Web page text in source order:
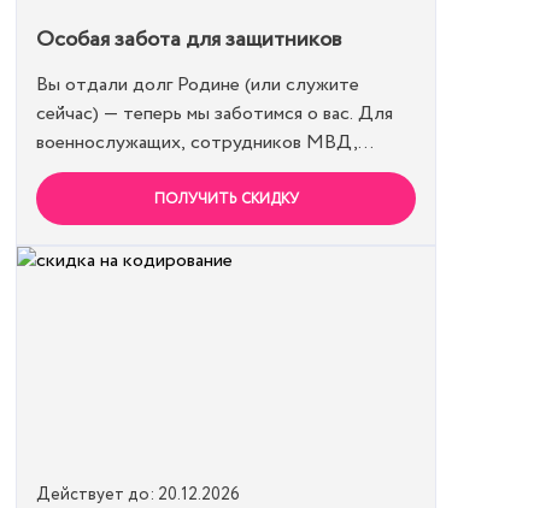
Особая забота для защитников
Вы отдали долг Родине (или служите
сейчас) — теперь мы заботимся о вас. Для
военнослужащих, сотрудников МВД,
Росгвардии и членов их семей мы
предоставляем скидку 15% на все виды
лечения и кодирования. Полная анонимность
и уважение к вашему статусу гарантированы.
ПОЛУЧИТЬ СКИДКУ
Действует до: 20.12.2026